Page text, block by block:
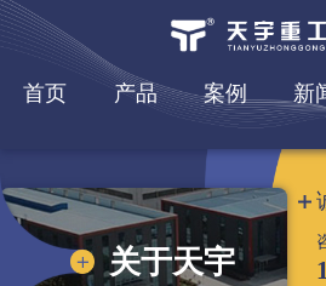
首页 产品 案例 新
关于天宇